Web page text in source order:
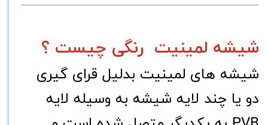
شیشه لمینیت رنگی چیست ؟
شیشه های لمینیت بدلیل قرای گیری
دو یا چند لایه شیشه به وسیله لایه